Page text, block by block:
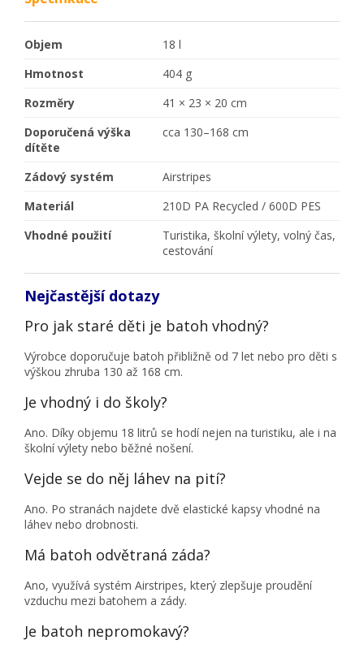
Objem
18 l
Hmotnost
404 g
Rozměry
41 × 23 × 20 cm
Doporučená výška
dítěte
cca 130–168 cm
Zádový systém
Airstripes
Materiál
210D PA Recycled / 600D PES
Vhodné použití
Turistika, školní výlety, volný čas,
cestování
Nejčastější dotazy
Pro jak staré děti je batoh vhodný?
Výrobce doporučuje batoh přibližně od 7 let nebo pro děti s
výškou zhruba 130 až 168 cm.
Je vhodný i do školy?
Ano. Díky objemu 18 litrů se hodí nejen na turistiku, ale i na
školní výlety nebo běžné nošení.
Vejde se do něj láhev na pití?
Ano. Po stranách najdete dvě elastické kapsy vhodné na
láhev nebo drobnosti.
Má batoh odvětraná záda?
Ano, využívá systém Airstripes, který zlepšuje proudění
vzduchu mezi batohem a zády.
Je batoh nepromokavý?